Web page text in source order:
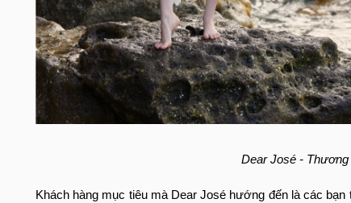
Dear José - Thương
Khách hàng mục tiêu mà Dear José hướng đến là các